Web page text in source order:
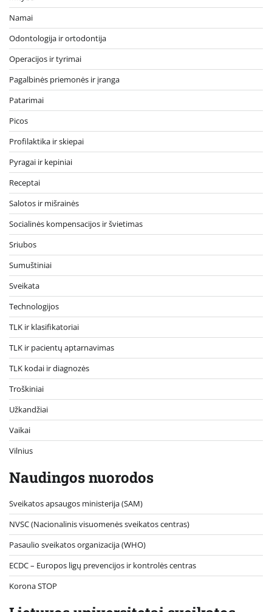
Namai
Odontologija ir ortodontija
Operacijos ir tyrimai
Pagalbinės priemonės ir įranga
Patarimai
Picos
Profilaktika ir skiepai
Pyragai ir kepiniai
Receptai
Salotos ir mišrainės
Socialinės kompensacijos ir švietimas
Sriubos
Sumuštiniai
Sveikata
Technologijos
TLK ir klasifikatoriai
TLK ir pacientų aptarnavimas
TLK kodai ir diagnozės
Troškiniai
Užkandžiai
Vaikai
Vilnius
Naudingos nuorodos
Sveikatos apsaugos ministerija (SAM)
NVSC (Nacionalinis visuomenės sveikatos centras)
Pasaulio sveikatos organizacija (WHO)
ECDC – Europos ligų prevencijos ir kontrolės centras
Korona STOP